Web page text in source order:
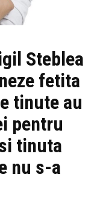
Steblea
fetita
tinute au
pentru
tinuta
nu s-a